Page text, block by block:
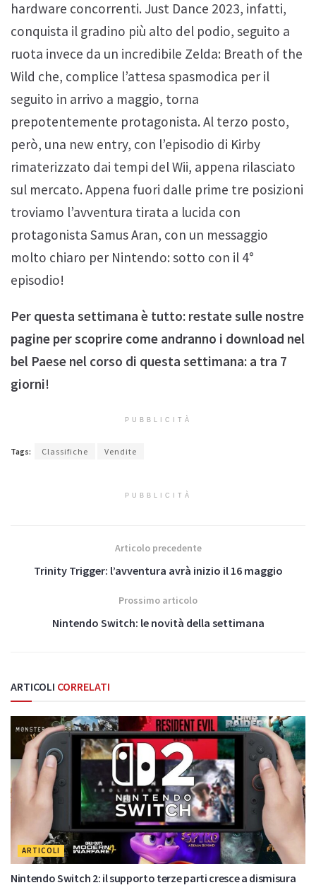
hardware concorrenti. Just Dance 2023, infatti,
conquista il gradino più alto del podio, seguito a
ruota invece da un incredibile Zelda: Breath of the
Wild che, complice l’attesa spasmodica per il
seguito in arrivo a maggio, torna
prepotentemente protagonista. Al terzo posto,
però, una new entry, con l’episodio di Kirby
rimaterizzato dai tempi del Wii, appena rilasciato
sul mercato. Appena fuori dalle prime tre posizioni
troviamo l’avventura tirata a lucida con
protagonista Samus Aran, con un messaggio
molto chiaro per Nintendo: sotto con il 4°
episodio!
Per questa settimana è tutto: restate sulle nostre
pagine per scoprire come andranno i download nel
bel Paese nel corso di questa settimana: a tra 7
giorni!
PUBBLICITÀ
Tags: Classifiche Vendite
PUBBLICITÀ
Articolo precedente
Trinity Trigger: l’avventura avrà inizio il 16 maggio
Prossimo articolo
Nintendo Switch: le novità della settimana
ARTICOLI CORRELATI
ARTICOLI
Nintendo Switch 2: il supporto terze parti cresce a dismisura